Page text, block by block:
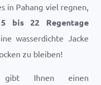
in Pahang viel regnen,
bis 22 Regentage
wasserdichte Jacke
zu bleiben!
gibt Ihnen einen